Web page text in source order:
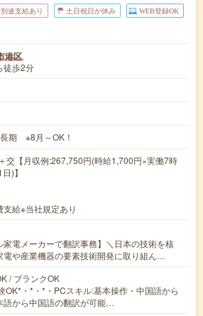
途支給あり 土日祝日が休み WEB登録OK
港区
徒歩2分
期 ※8月～OK！
交【月収例:267,750円(時給1,700円×実働7時
)】
給※当社規定あり
家電メーカーで翻訳事務】＼日本の技術を核
電や産業機器の要素技術開発に取り組ん…
/ ブランクOK
OK*・*・*・PCスキル:基本操作・中国語から
語から中国語の翻訳が可能…